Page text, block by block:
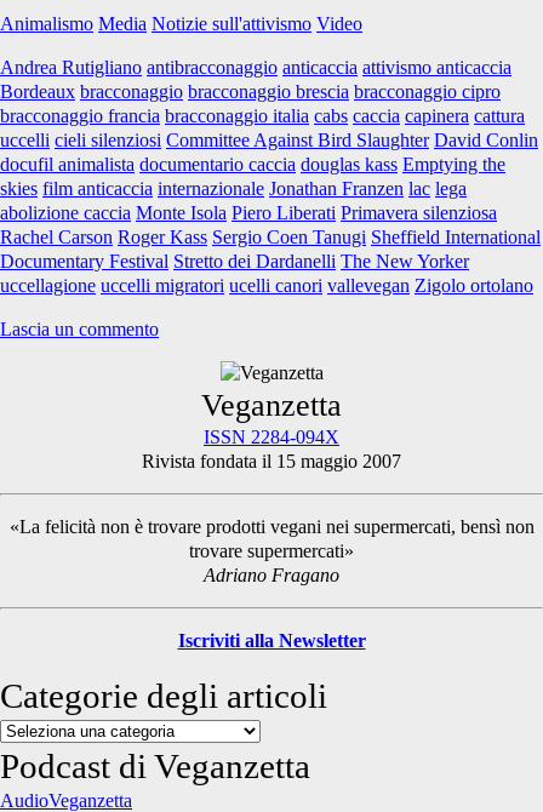
skies”
docufilm
da
vedere
Animalismo Media Notizie sull'attivismo Video
Andrea Rutigliano antibracconaggio anticaccia attivismo anticaccia
Bordeaux bracconaggio bracconaggio brescia bracconaggio cipro
bracconaggio francia bracconaggio italia cabs caccia capinera cattura
uccelli cieli silenziosi Committee Against Bird Slaughter David Conlin
docufil animalista documentario caccia douglas kass Emptying the
skies film anticaccia internazionale Jonathan Franzen lac lega
abolizione caccia Monte Isola Piero Liberati Primavera silenziosa
Rachel Carson Roger Kass Sergio Coen Tanugi Sheffield International
Documentary Festival Stretto dei Dardanelli The New Yorker
uccellagione uccelli migratori ucelli canori vallevegan Zigolo ortolano
Lascia un commento
Sidebar
Veganzetta
ISSN 2284-094X
Rivista fondata il 15 maggio 2007
«La felicità non è trovare prodotti vegani nei supermercati, bensì non
trovare supermercati»
Adriano Fragano
Iscriviti alla Newsletter
Categorie degli articoli
Categorie
degli
articoli
Podcast di Veganzetta
AudioVeganzetta